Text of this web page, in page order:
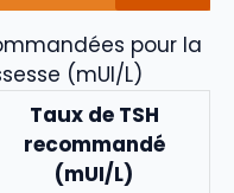
pour la
(mUI/L)
Taux de TSH
recommandé
(mUI/L)